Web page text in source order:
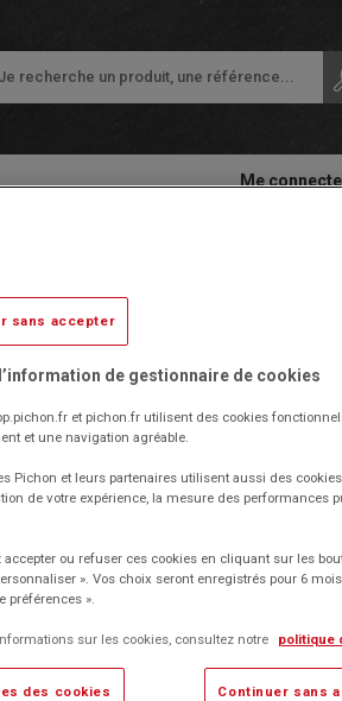
Audiovisuel,
et
bureautique
Cahiers
archivage
et
et
Ecriture
Ergonomie
-
de
travail
de
classe
Protection
documents
Traçage
Me
Bombe noël 150 ml
En stock
Code EAN : 5410764216510
décorations de Noël.
Idéal pour décorer votre sapin et vos
Ininflammable.
Marque : No brand
Description détaillée
sans accepter
de gestionnaire de cookies
et pichon.fr utilisent des cookies
et une navigation agréable.
Pichon et leurs partenaires utilisent aussi des
de votre expérience, la mesure des performances
accepter ou refuser ces cookies en cliquant sur les
». Vos choix seront enregistrés pour 6
préférences ».
sur les cookies, consultez notre politique
des cookies Continuer sans